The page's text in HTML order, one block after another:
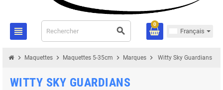
view_headline search
0
Français
chevron_right Maquettes chevron_right Maquettes 5-35cm chevron_right Marques chevron_right Witty Sky Guardians
WITTY SKY GUARDIANS